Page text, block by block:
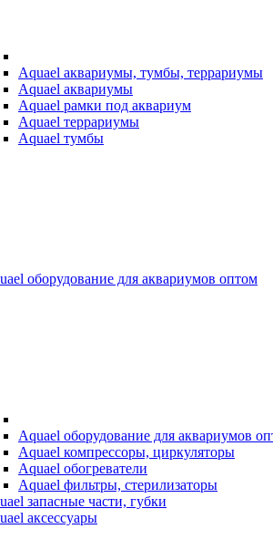
Aquael аквариумы, тумбы, террариумы
Aquael аквариумы
Aquael рамки под аквариум
Aquael террариумы
Aquael тумбы
оборудование для аквариумов оптом
Aquael оборудование для аквариумов
Aquael компрессоры, циркуляторы
Aquael обогреватели
Aquael фильтры, стерилизаторы
запасные части, губки
аксессуары